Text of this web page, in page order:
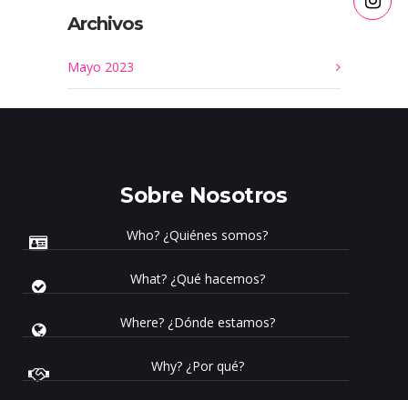
Archivos
Mayo 2023
Sobre Nosotros
Who? ¿Quiénes somos?
What? ¿Qué hacemos?
Where? ¿Dónde estamos?
Why? ¿Por qué?